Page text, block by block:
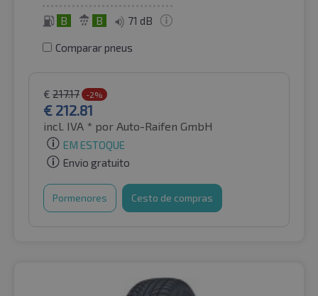
B B 71 dB
Comparar pneus
€ 217.17 -2%
€ 212.81
incl. IVA * por Auto-Raifen GmbH
EM ESTOQUE
Envio gratuito
Pormenores Cesto de compras